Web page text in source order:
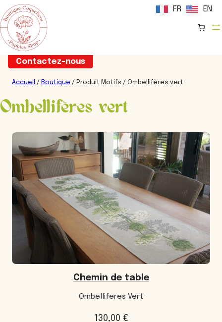
au
Contactez-nous
Accueil / Boutique / Produit Motifs / Ombellifères vert
Ombellifères vert
Chemin de table
Ombelliferes Vert
130,00 €
FR EN
FR EN